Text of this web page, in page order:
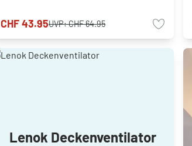
CHF 43.95UVP:CHF 64.95
Lenok Deckenventilator